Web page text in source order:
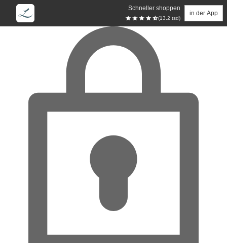
Schneller shoppen
(13.2 tsd)
in der App
Zum Hauptinhalt springen